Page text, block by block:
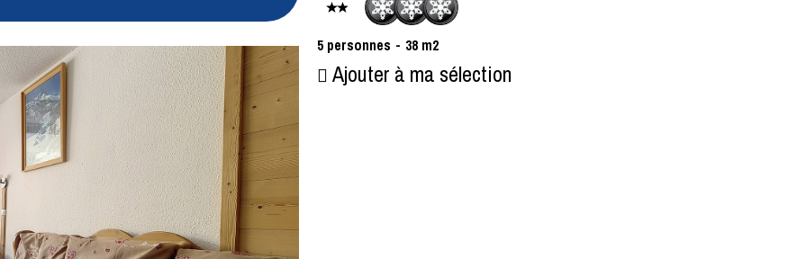
5 personnes 38 m2
Ajouter à ma sélection